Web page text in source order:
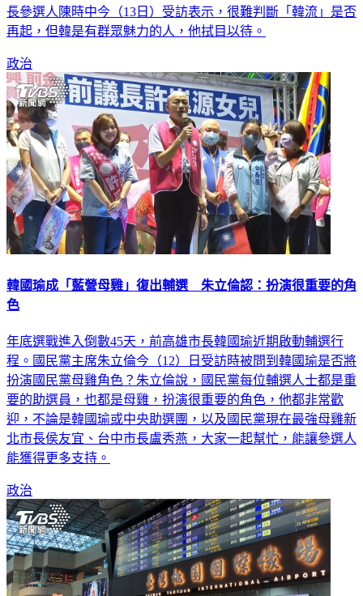
國民黨台北市長參選人蔣萬安首度同框。對此，民進黨台北市
長參選人陳時中今（13日）受訪表示，很難判斷「韓流」是否
政治
韓國瑜成「藍營母雞」復出輔選 朱立倫認：扮演很重要的角
年底選戰進入倒數45天，前高雄市長韓國瑜近期啟動輔選行
程。國民黨主席朱立倫今（12）日受訪時被問到韓國瑜是否將
扮演國民黨母雞角色？朱立倫說，國民黨每位輔選人士都是重
要的助選員，也都是母雞，扮演很重要的角色，他都非常歡
迎，不論是韓國瑜或中央助選團，以及國民黨現在最強母雞新
北市長侯友宜、台中市長盧秀燕，大家一起幫忙，能讓參選人
政治